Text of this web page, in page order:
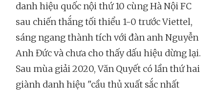
danh hiệu quốc nội thứ 10 cùng Hà Nội FC
sau chiến thắng tối thiểu 1-0 trước Viettel,
sáng ngang thành tích với đàn anh Nguyễn
Anh Đức và chưa cho thấy dấu hiệu dừng lại.
Sau mùa giải 2020, Văn Quyết có lần thứ hai
giành danh hiệu "cầu thủ xuất sắc nhất